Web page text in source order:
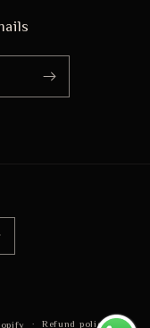
Refund policy